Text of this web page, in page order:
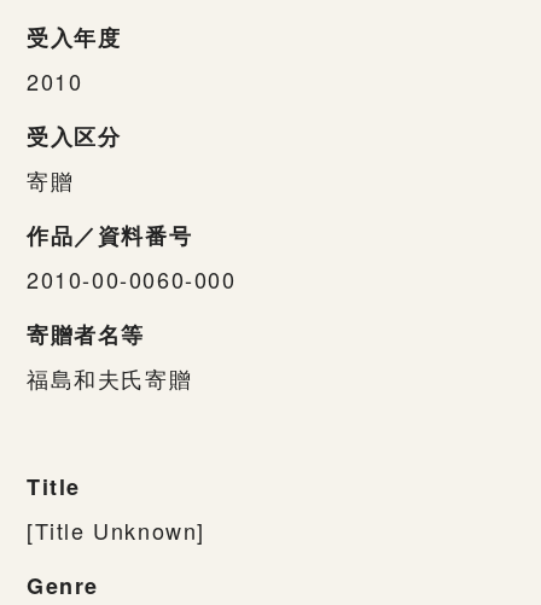
受入年度
2010
受入区分
寄贈
作品／資料番号
2010-00-0060-000
寄贈者名等
福島和夫氏寄贈
Title
[Title Unknown]
Genre